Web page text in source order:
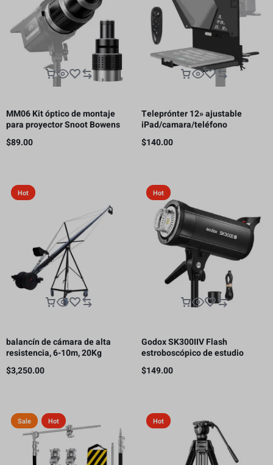
MM06 Kit óptico de montaje
para proyector Snoot Bowens
con 5 colores de Gobos y 35
inserciones gráficas
$89.00
Teleprónter 12» ajustable
iPad/camara/teléfono
inteligente
$140.00
Hot
balancín de cámara de alta
resistencia, 6-10m, 20Kg
$3,250.00
Hot
Godox SK300IIV Flash
estroboscópico de estudio
fotográfico, 300 Ws GN58 5700K
Bowens
$149.00
Sale Hot Hot